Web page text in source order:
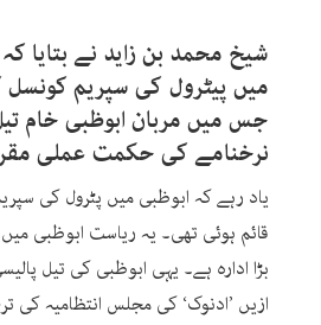
شیخ محمد بن زاید نے بتایا
میں پیٹرول کی سپریم کونسل
جس میں مربان ابوظبی خام
نرخنامے کی حکمت عملی
قائم ہوئی تھی۔ یہ ریاست ابوظبی
بڑا ادارہ ہے۔ یہی ابوظبی کی تیل
ازیں ’ادنوک‘ کی مجلس انتظامیہ کی